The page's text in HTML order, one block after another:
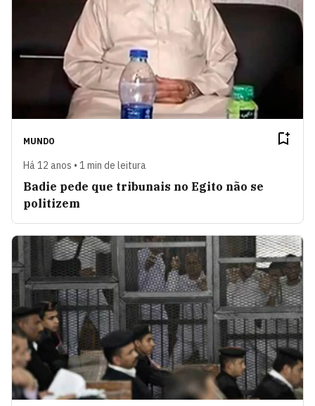
MUNDO
Há 12 anos • 1 min de leitura
Badie pede que tribunais no Egito não se
politizem